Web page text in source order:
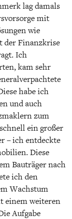
lag damals
mit
wie
der Finanzkrise
Ich
kam sehr
habe ich
und auch
zum
ein großer
– ich entdeckte
Diese
Bauträger nach
ich den
Wachstum
einem weiteren
Aufgabe